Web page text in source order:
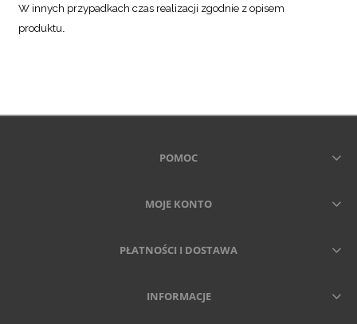
W innych przypadkach czas realizacji zgodnie z opisem
produktu.
POMOC
MOJE KONTO
PŁATNOŚCI I DOSTAWA
INFORMACJE